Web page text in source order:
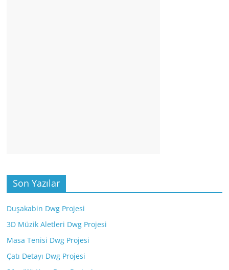
Son Yazılar
Duşakabin Dwg Projesi
3D Müzik Aletleri Dwg Projesi
Masa Tenisi Dwg Projesi
Çatı Detayı Dwg Projesi